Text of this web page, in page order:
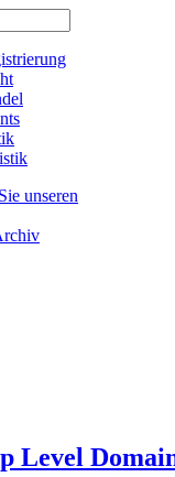
unseren
Level